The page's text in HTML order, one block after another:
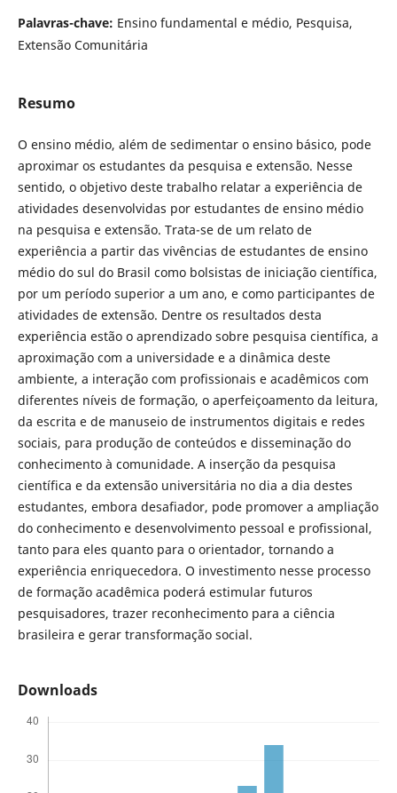
Palavras-chave: Ensino fundamental e médio, Pesquisa,
Extensão Comunitária
Resumo
O ensino médio, além de sedimentar o ensino básico, pode
aproximar os estudantes da pesquisa e extensão. Nesse
sentido, o objetivo deste trabalho relatar a experiência de
atividades desenvolvidas por estudantes de ensino médio
na pesquisa e extensão. Trata-se de um relato de
experiência a partir das vivências de estudantes de ensino
médio do sul do Brasil como bolsistas de iniciação científica,
por um período superior a um ano, e como participantes de
atividades de extensão. Dentre os resultados desta
experiência estão o aprendizado sobre pesquisa científica, a
aproximação com a universidade e a dinâmica deste
ambiente, a interação com profissionais e acadêmicos com
diferentes níveis de formação, o aperfeiçoamento da leitura,
da escrita e de manuseio de instrumentos digitais e redes
sociais, para produção de conteúdos e disseminação do
conhecimento à comunidade. A inserção da pesquisa
científica e da extensão universitária no dia a dia destes
estudantes, embora desafiador, pode promover a ampliação
do conhecimento e desenvolvimento pessoal e profissional,
tanto para eles quanto para o orientador, tornando a
experiência enriquecedora. O investimento nesse processo
de formação acadêmica poderá estimular futuros
pesquisadores, trazer reconhecimento para a ciência
brasileira e gerar transformação social.
Downloads